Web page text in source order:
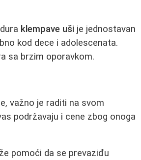
klempave uši je jednostavan
kod dece i adolescenata.
sa brzim oporavkom.
važno je raditi na svom
podržavaju i cene zbog onoga
pomoći da se prevaziđu